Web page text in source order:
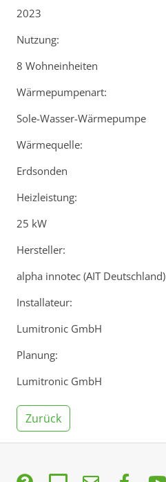
2023
Nutzung:
8 Wohneinheiten
Wärmepumpenart:
Sole-Wasser-Wärmepumpe
Wärmequelle:
Erdsonden
Heizleistung:
25 kW
Hersteller:
alpha innotec (AIT Deutschland)
Installateur:
Lumitronic GmbH
Planung:
Lumitronic GmbH
Zurück